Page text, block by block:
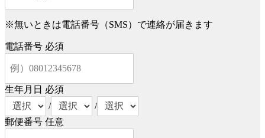
※無いときは電話番号（SMS）で連絡が届きます
電話番号 必須
生年月日 必須
/
/
郵便番号 任意